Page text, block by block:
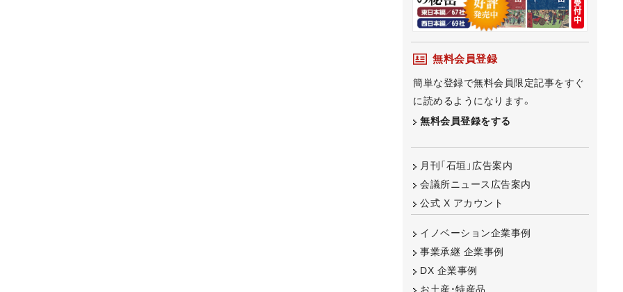
無料会員登録
簡単な登録で無料会員限定記事をすぐ
に読めるようになります。
無料会員登録をする
月刊「石垣」広告案内
会議所ニュース広告案内
公式 X アカウント
イノベーション企業事例
事業承継 企業事例
DX 企業事例
お土産・特産品